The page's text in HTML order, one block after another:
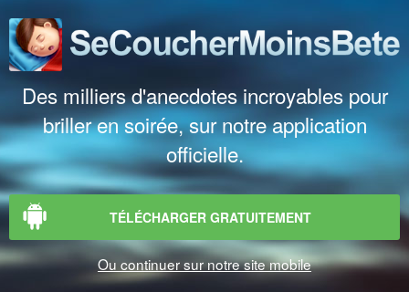
Des milliers d'anecdotes incroyables pour
briller en soirée, sur notre application
officielle.
TÉLÉCHARGER GRATUITEMENT
Ou continuer sur notre site mobile